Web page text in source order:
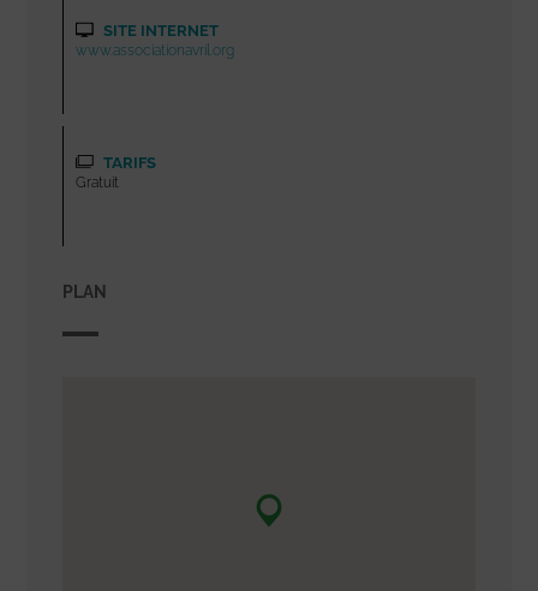
SITE INTERNET
www.associationavril.org
TARIFS
Gratuit
PLAN